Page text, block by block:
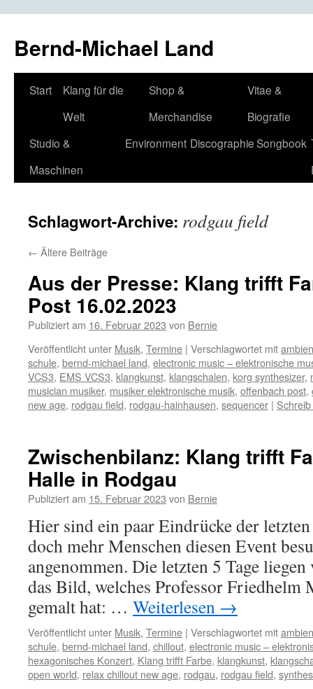
Bernd-Michael Land
Zum
springen
Start
Klang für die
Welt
Shop &
Merchandise
Vitae &
Biografie
Studio &
Maschinen
Environment DiscographieSongbook
Schlagwort-Archive: rodgau field
← Ältere Beiträge
Aus der Presse: Klang trifft
Post 16.02.2023
Publiziert am 16. Februar 2023 von Bernie
Veröffentlicht unter Musik, Termine | Verschlagwortet mit
schule, bernd-michael land, electronic music – elektronische
VCS3, EMS VCS3, klangkunst, klangschalen, korg synthesizer,
musician musiker, musiker elektronische musik, offenbach post,
new age, rodgau field, rodgau-hainhausen, sequencer |
Zwischenbilanz: Klang trifft
Halle in Rodgau
Publiziert am 15. Februar 2023 von Bernie
Hier sind ein paar Eindrücke der
doch mehr Menschen diesen Event
angenommen. Die letzten 5 Tage
das Bild, welches Professor Friedhelm
gemalt hat: … Weiterlesen →
Veröffentlicht unter Musik, Termine | Verschlagwortet mit
schule, bernd-michael land, chillout, electronic music –
hexagonisches Konzert, Klang trifft Farbe, klangkunst,
open world, relax chillout new age, rodgau, rodgau field,